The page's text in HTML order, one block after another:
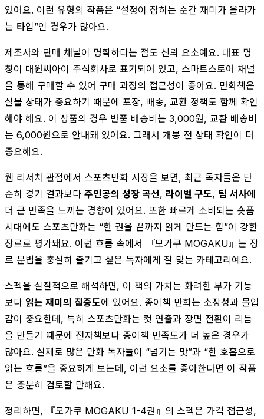
있어요. 이런 유형의 작품은 “설정이 잡히는 순간 재미가 올라가
는 타입”인 경우가 많아요.
제조사와 판매 채널이 명확하다는 점도 신뢰 요소예요. 대표 명
칭이 대원씨아이 주식회사로 표기되어 있고, 스마트스토어 채널
을 통해 구매할 수 있어 구매 과정의 접근성이 좋아요. 만화책은
실물 상태가 중요하기 때문에 포장, 배송, 교환 정책도 함께 확인
해야 해요. 이 상품의 경우 반품 배송비는 3,000원, 교환 배송비
는 6,000원으로 안내돼 있어요. 그래서 개봉 전 상태 확인이 더
중요해요.
웹 리서치 관점에서 스포츠만화 시장을 보면, 최근 독자들은 단
순히 경기 결과보다 주인공의 성장 곡선, 라이벌 구도, 팀 서사에
더 큰 만족을 느끼는 경향이 있어요. 또한 빠르게 소비되는 숏폼
시대에도 스포츠만화는 “한 권을 끝까지 읽게 만드는 힘”이 강한
장르로 평가돼요. 이런 흐름 속에서 『모가쿠 MOGAKU』는 장
르 문법을 충실히 즐기고 싶은 독자에게 잘 맞는 카테고리예요.
스펙을 실질적으로 해석하면, 이 책의 가치는 화려한 부가 기능
보다 읽는 재미의 집중도에 있어요. 종이책 만화는 소장성과 몰입
감이 중요한데, 특히 스포츠만화는 컷 연출과 장면 전환이 리듬
을 만들기 때문에 전자책보다 종이책 만족도가 더 높은 경우가
많아요. 실제로 많은 만화 독자들이 “넘기는 맛”과 “한 호흡으로
읽는 흐름”을 중요하게 보는데, 이런 요소를 좋아한다면 이 작품
은 충분히 검토할 만해요.
정리하면, 『모가쿠 MOGAKU 1-4권』의 스펙은 가격 접근성,